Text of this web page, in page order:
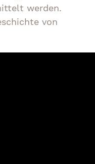
werden.
von